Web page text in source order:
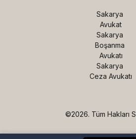
Sakarya
Avukat
Sakarya
Boşanma
Avukatı
Sakarya
Ceza Avukatı
©2026. Tüm Hakları